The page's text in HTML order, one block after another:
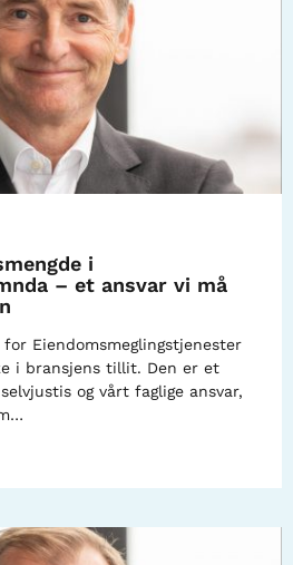
i
– et ansvar vi må
for Eiendomsmeglingstjenester
i bransjens tillit. Den er et
og vårt faglige ansvar,